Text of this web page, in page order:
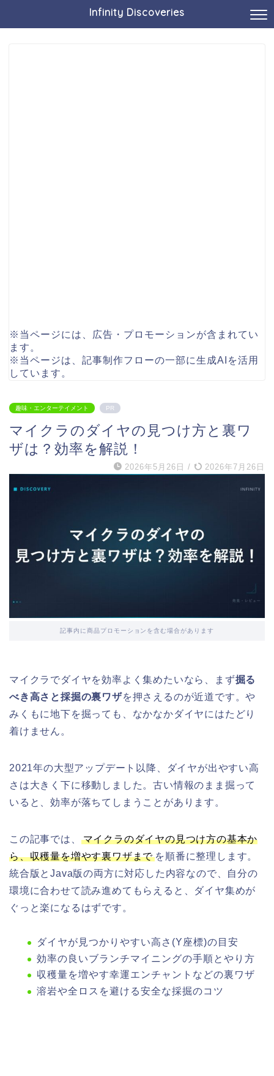
Infinity Discoveries
※当ページには、広告・プロモーションが含まれてい
ます。
※当ページは、記事制作フローの一部に生成AIを活用
しています。
趣味・エンターテイメント PR
マイクラのダイヤの見つけ方と裏ワ
ザは？効率を解説！
2026年5月26日 / 2026年7月26日
記事内に商品プロモーションを含む場合があります
マイクラでダイヤを効率よく集めたいなら、まず掘る
べき高さと採掘の裏ワザを押さえるのが近道です。や
みくもに地下を掘っても、なかなかダイヤにはたどり
着けません。
2021年の大型アップデート以降、ダイヤが出やすい高
さは大きく下に移動しました。古い情報のまま掘って
いると、効率が落ちてしまうことがあります。
この記事では、
マイクラのダイヤの見つけ方の基本か
ら、収穫量を増やす裏ワザまで を順番に整理します。
統合版とJava版の両方に対応した内容なので、自分の
環境に合わせて読み進めてもらえると、ダイヤ集めが
ぐっと楽になるはずです。
ダイヤが見つかりやすい高さ(Y座標)の目安
効率の良いブランチマイニングの手順とやり方
収穫量を増やす幸運エンチャントなどの裏ワザ
溶岩や全ロスを避ける安全な採掘のコツ